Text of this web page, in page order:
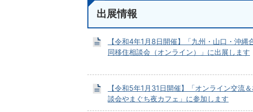
出展情報
【令和4年1月8日開催】「九州・山口・沖縄
同移住相談会（オンライン）」に出展します
【令和5年1月31日開催】「オンライン交流
談会やまぐち夜カフェ」に参加します